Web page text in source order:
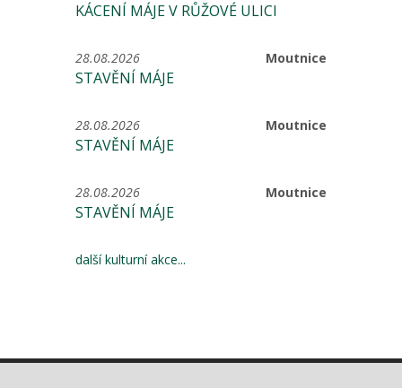
KÁCENÍ MÁJE V RŮŽOVÉ ULICI
Moutnice
28.08.2026
STAVĚNÍ MÁJE
Moutnice
28.08.2026
STAVĚNÍ MÁJE
Moutnice
28.08.2026
STAVĚNÍ MÁJE
další kulturní akce...